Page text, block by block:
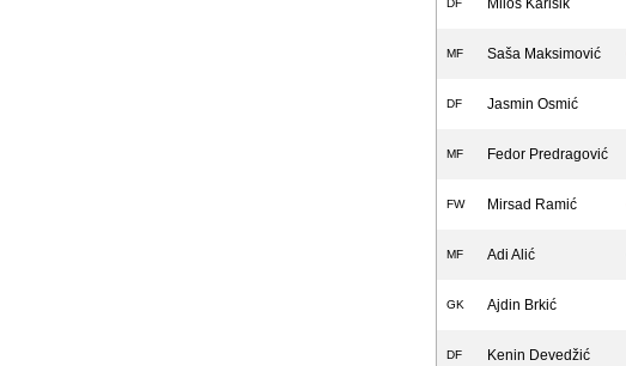
DF Miloš Karišik
MF Saša Maksimović
DF Jasmin Osmić
MF Fedor Predragović
FW Mirsad Ramić
MF Adi Alić
GK Ajdin Brkić
DF Kenin Devedžić